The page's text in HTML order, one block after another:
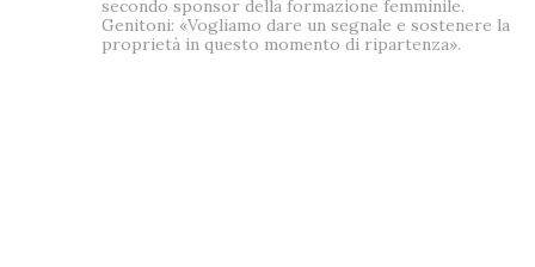
secondo sponsor della formazione femminile.
Genitoni: «Vogliamo dare un segnale e sostenere la
proprietà in questo momento di ripartenza».